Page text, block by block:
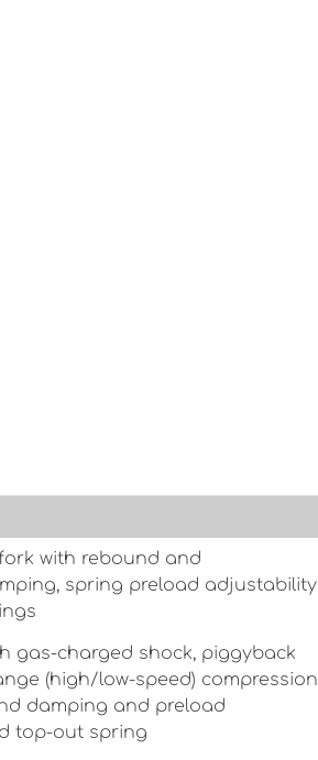
with rebound and
spring preload adjustability
gas-charged shock, piggyback
(high/low-speed) compression
damping and preload
top-out spring